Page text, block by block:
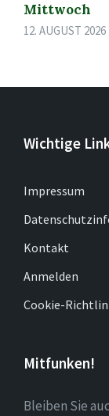
Mittwoch
12. AUGUST 2026
Wichtige
Impressum
Kontakt
Anmelden
Cookie-
Mitfunken!
Bleiben Sie